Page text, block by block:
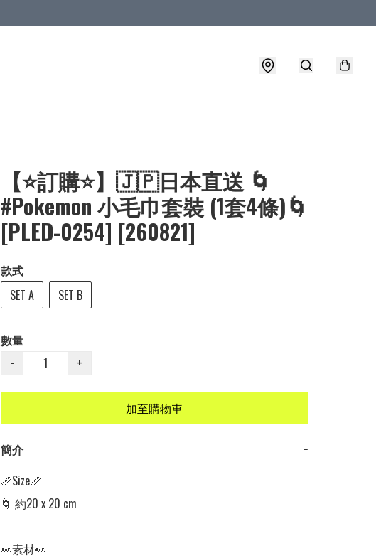
【⭐訂購⭐】🇯🇵日本直送 🌀
#Pokemon 小毛巾套裝 (1套4條)🌀
[PLED-0254] [260821]
款式
SET A
SET B
數量
−
+
加至購物車
簡介
−
📏Size📏
🌀 約20 x 20 cm
👀素材👀